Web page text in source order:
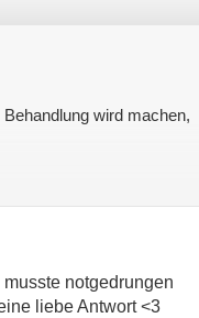
wird machen,
notgedrungen
liebe Antwort <3